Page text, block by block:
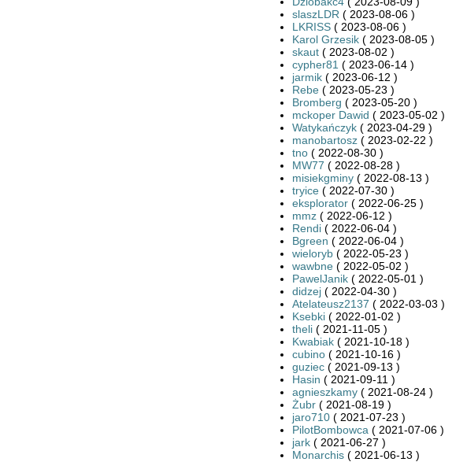
slaszLDR ( 2023-08-06 )
LKRISS( 2023-08-06 )
Karol Grzesik( 2023-08-05 )
skaut( 2023-08-02 )
cypher81 ( 2023-06-14 )
jarmik( 2023-06-12 )
Rebe( 2023-05-23 )
Bromberg ( 2023-05-20 )
mckoper Dawid ( 2023-05-02 )
Watykańczyk( 2023-04-29 )
manobartosz( 2023-02-22 )
tno( 2022-08-30 )
MW77 ( 2022-08-28 )
misiekgminy( 2022-08-13 )
tryice( 2022-07-30 )
eksplorator( 2022-06-25 )
mmz( 2022-06-12 )
Rendi( 2022-06-04 )
Bgreen ( 2022-06-04 )
wieloryb( 2022-05-23 )
wawbne( 2022-05-02 )
PawelJanik( 2022-05-01 )
didzej( 2022-04-30 )
Atelateusz2137 ( 2022-03-03 )
Ksebki( 2022-01-02 )
theli( 2021-11-05 )
Kwabiak( 2021-10-18 )
cubino( 2021-10-16 )
guziec( 2021-09-13 )
Hasin ( 2021-09-11 )
agnieszkamy( 2021-08-24 )
Żubr( 2021-08-19 )
jaro710( 2021-07-23 )
PilotBombowca ( 2021-07-06 )
jark( 2021-06-27 )
Monarchis( 2021-06-13 )